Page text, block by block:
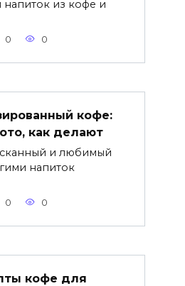
из кофе и
0 0
кофе:
как делают
и любимый
напиток
0 0
кофе для